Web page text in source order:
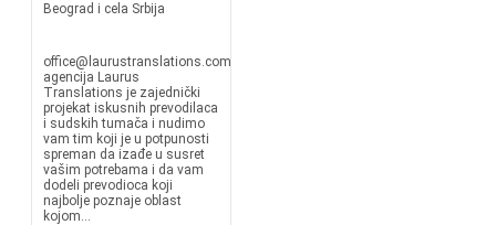
Beograd i cela Srbija
office@laurustranslations.comwww.laurustranslations.comPrevodilačka
agencija Laurus
Translations je zajednički
projekat iskusnih prevodilaca
i sudskih tumača i nudimo
vam tim koji je u potpunosti
spreman da izađe u susret
vašim potrebama i da vam
dodeli prevodioca koji
najbolje poznaje oblast
kojom...